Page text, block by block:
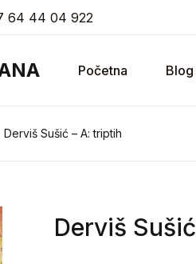
64 44 04 922
Početna Blog
Derviš Sušić – A: triptih
Derviš Sušić